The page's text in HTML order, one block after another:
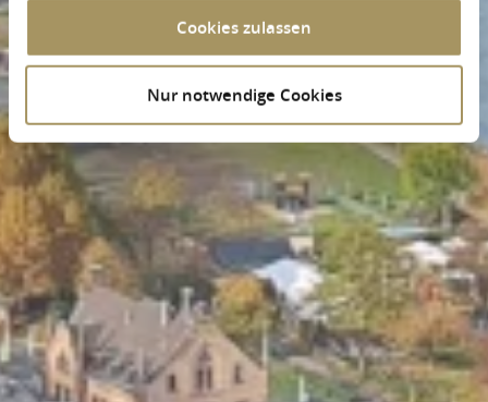
Cookies zulassen
Nur notwendige Cookies